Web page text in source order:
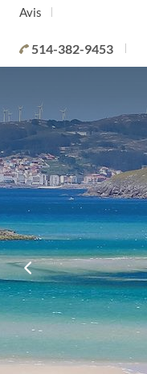
Avis
514-382-9453